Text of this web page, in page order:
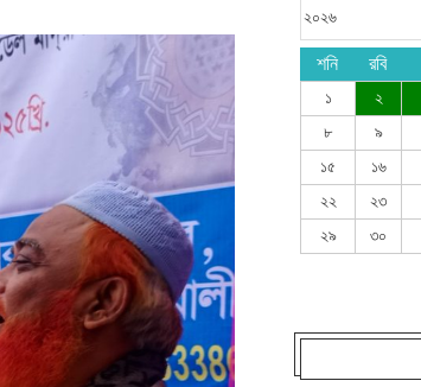
শনি রবি
১ ২
৮
৯
১৫
১৬
২২
২৩
২৯
৩০